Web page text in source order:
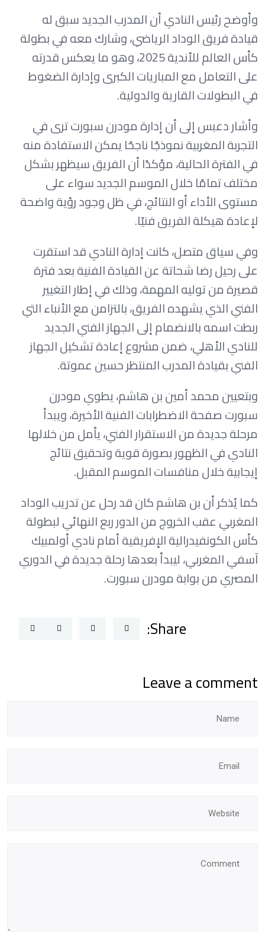
وأوضح رئيس النادي أن المدرب الجديد سبق له
قيادة فريق الوداد الرياضي، وشارك معه في بطولة
كأس العالم للأندية 2025، وهو ما يعكس قدرته
على التعامل مع المباريات الكبرى وإدارة الضغوط
في البطولات القارية والدولية.
وأشار دعبس إلى أن إدارة مودرن سبورت ترى في
التجربة المغربية نموذجًا ناجحًا يمكن الاستفادة منه
في الفترة الحالية، مؤكدًا أن الفريق سيظهر بشكل
مختلف تمامًا خلال الموسم الجديد سواء على
مستوى الأداء أو النتائج، في ظل وجود رؤية واضحة
لإعادة هيكلة الفريق فنيًا.
وفي سياق متصل، كانت إدارة النادي قد استقرت
على رحيل رضا شحاتة عن القيادة الفنية بعد فترة
قصيرة من توليه المهمة، وذلك في إطار التغيير
الفني الذي يشهده الفريق، بالتزامن مع الأنباء التي
ربطت اسمه بالانضمام إلى الجهاز الفني الجديد
للنادي الأهلي، ضمن مشروع إعادة تشكيل الجهاز
الفني بقيادة المدرب المنتظر حسين عموتة.
وبتعيين محمد أمين بن هاشم، يطوي مودرن
سبورت صفحة الاضطرابات الفنية الأخيرة، ويبدأ
مرحلة جديدة من الاستقرار الفني، يأمل من خلالها
النادي في الظهور بصورة قوية وتحقيق نتائج
إيجابية خلال منافسات الموسم المقبل.
كما يُذكر أن بن هاشم كان قد رحل عن تدريب الوداد
المغربي عقب الخروج من الدور ربع النهائي لبطولة
كأس الكونفيدرالية الإفريقية أمام نادي أولمبيك
آسفي المغربي، ليبدأ بعدها رحلة جديدة في الدوري
المصري من بوابة مودرن سبورت.
Share:
Leave a comment